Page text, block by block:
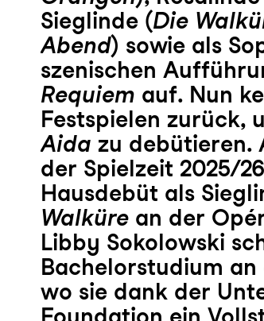
Sieglinde (Die
Abend) sowie als
szenischen
Requiem auf. Nun
Festspielen zurück,
Aida zu debütieren.
der Spielzeit 2025/
Hausdebüt als
Walkürean der
Libby Sokolowski
Bachelorstudium
wo sie dank der